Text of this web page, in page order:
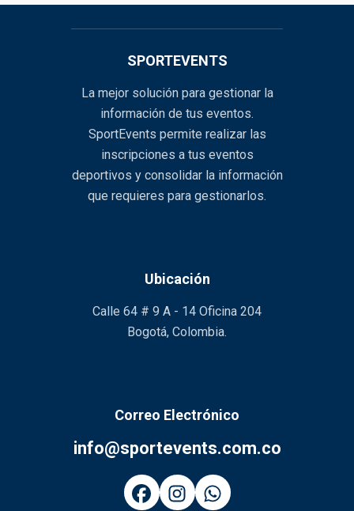
SPORTEVENTS
La mejor solución para gestionar la
información de tus eventos.
SportEvents permite realizar las
inscripciones a tus eventos
deportivos y consolidar la información
que requieres para gestionarlos.
Ubicación
Calle 64 # 9 A - 14 Oficina 204
Bogotá, Colombia.
Correo Electrónico
info@sportevents.com.co